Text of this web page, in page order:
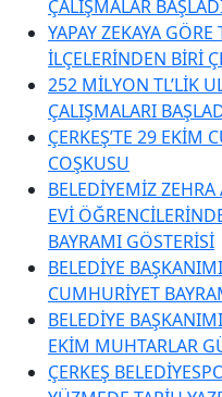
ÇALIŞMALAR
YAPAY ZEKAYA
İLÇELERİNDEN BİRİ
252 MİLYON TL’LİK
ÇALIŞMALARI
ÇERKEŞ’TE 29 EKİM
COŞKUSU
BELEDİYEMİZ
EVİ
BAYRAMI GÖSTERİSİ
BELEDİYE
CUMHURİYET
BELEDİYE
EKİM MUHTARLAR
ÇERKEŞ